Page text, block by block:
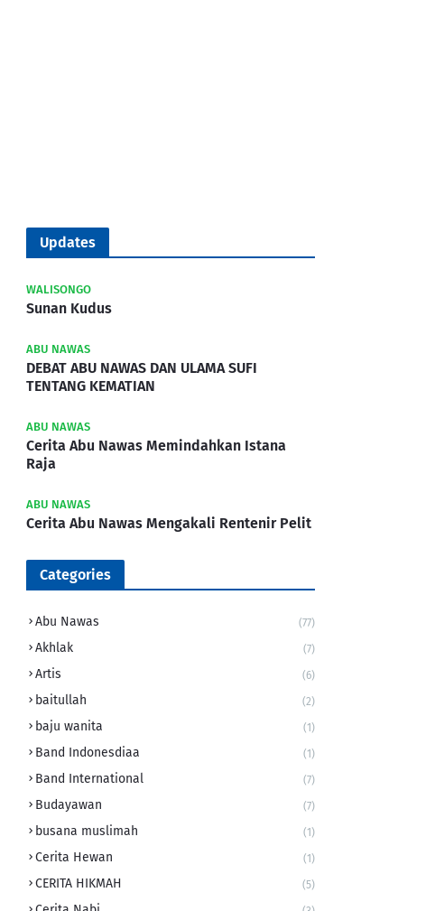
Updates
WALISONGO
Sunan Kudus
ABU NAWAS
DEBAT ABU NAWAS DAN ULAMA SUFI
TENTANG KEMATIAN
ABU NAWAS
Cerita Abu Nawas Memindahkan Istana
Raja
ABU NAWAS
Cerita Abu Nawas Mengakali Rentenir Pelit
Categories
Abu Nawas (77)
Akhlak (7)
Artis (6)
baitullah (2)
baju wanita (1)
Band Indonesdiaa (1)
Band International (7)
Budayawan (7)
busana muslimah (1)
Cerita Hewan (1)
CERITA HIKMAH (5)